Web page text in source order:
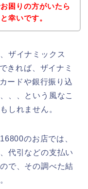
困りの方がいたら
幸いです。
ザイナミックス
きれば、ザイナミ
ードや銀行振り込
、、という風なこ
しれません。
のお店では、
代引などの支払い
で、その調べた結